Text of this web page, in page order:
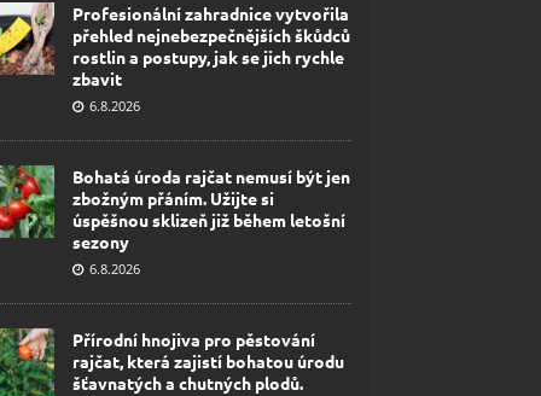
Profesionální zahradnice vytvořila
přehled nejnebezpečnějších škůdců
rostlin a postupy, jak se jich rychle
zbavit
6.8.2026
Bohatá úroda rajčat nemusí být jen
zbožným přáním. Užijte si
úspěšnou sklizeň již během letošní
sezony
6.8.2026
Přírodní hnojiva pro pěstování
rajčat, která zajistí bohatou úrodu
šťavnatých a chutných plodů.